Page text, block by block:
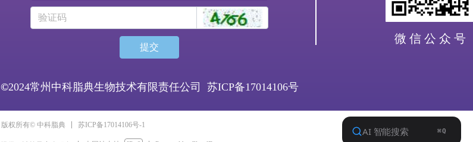
提交
微 信 公 众 号
©2024常州中科脂典生物技术有限责任公司 苏ICP备17014106号
版权所有© 中科脂典 苏ICP备17014106号-1